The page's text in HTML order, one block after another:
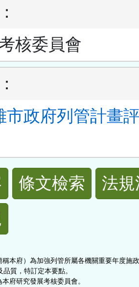
核委員會
市政府列管計畫
條文檢索
法
本府）為加強列管所屬各機關重要年度施
質，特訂定本要點。
府研究發展考核委員會。